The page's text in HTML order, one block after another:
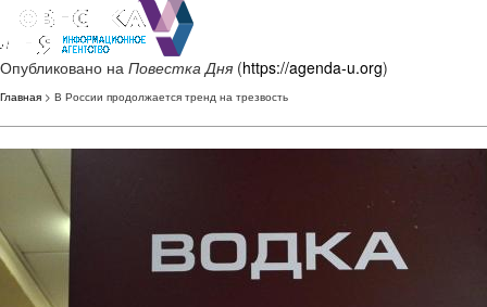
Опубликовано на Повестка Дня (https://agenda-u.org)
Главная > В России продолжается тренд на трезвость